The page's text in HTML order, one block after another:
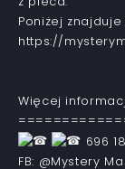
Poniżej
https://
Więcej
696
FB: @Mystery